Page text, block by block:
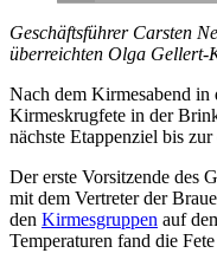
Geschäftsführer Carsten
überreichten Olga Gellert-
Nach dem Kirmesabend in
Kirmeskrugfete in der
nächste Etappenziel bis
Der erste Vorsitzende des
mit dem Vertreter der
den Kirmesgruppen auf
Temperaturen fand die